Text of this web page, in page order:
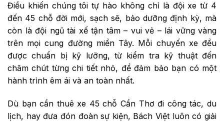
Điều khiến chúng tôi tự hào không chỉ là đội xe từ 4
đến 45 chỗ đời mới, sạch sẽ, bảo dưỡng định kỳ, mà
còn là đội ngũ tài xế tận tâm – vui vẻ – lái vững vàng
trên mọi cung đường miền Tây. Mỗi chuyến xe đều
được chuẩn bị kỹ lưỡng, từ kiểm tra kỹ thuật đến
chăm chút từng chi tiết nhỏ, để đảm bảo bạn có một
hành trình êm ái và an toàn nhất.
Dù bạn cần thuê xe 45 chỗ Cần Thơ đi công tác, du
lịch, hay đưa đón đoàn sự kiện, Bách Việt luôn có giải